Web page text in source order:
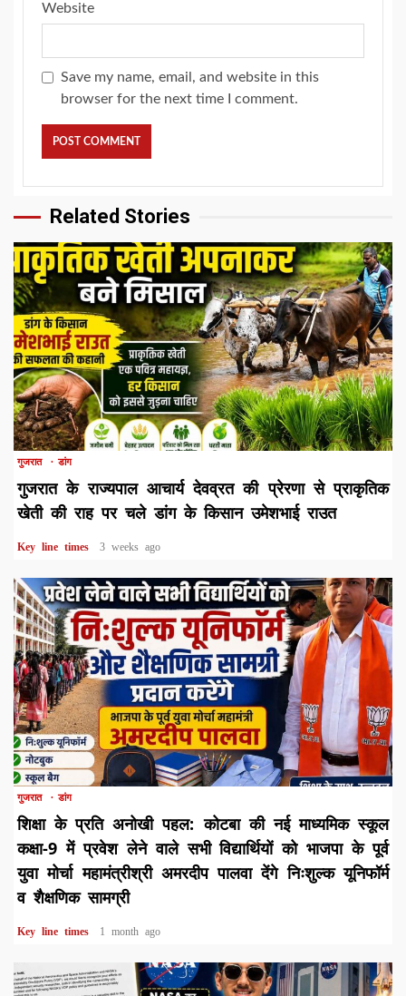
Website
Save my name, email, and website in this
browser for the next time I comment.
Related Stories
1 min read
गुजरात डांग
गुजरात के राज्यपाल आचार्य देवव्रत की प्रेरणा से प्राकृतिक
खेती की राह पर चले डांग के किसान उमेशभाई राउत
Key line times 3 weeks ago
1 min read
गुजरात डांग
शिक्षा के प्रति अनोखी पहल: कोटबा की नई माध्यमिक स्कूल
कक्षा-9 में प्रवेश लेने वाले सभी विद्यार्थियों को भाजपा के पूर्व
युवा मोर्चा महामंत्रीश्री अमरदीप पालवा देंगे निःशुल्क यूनिफॉर्म
व शैक्षणिक सामग्री
Key line times 1 month ago